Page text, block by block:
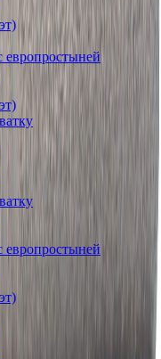
европростыней
европростыней